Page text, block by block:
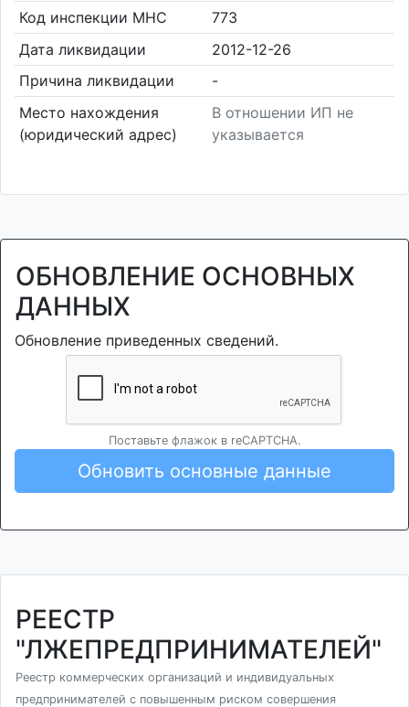
Код инспекции МНС
773
Дата ликвидации
2012-12-26
Причина ликвидации
-
Место нахождения
(юридический адрес)
В отношении ИП не
указывается
ОБНОВЛЕНИЕ ОСНОВНЫХ
ДАННЫХ
Обновление приведенных сведений.
Поставьте флажок в reCAPTCHA.
Обновить основные данные
РЕЕСТР
"ЛЖЕПРЕДПРИНИМАТЕЛЕЙ"
Реестр коммерческих организаций и индивидуальных
предпринимателей с повышенным риском совершения